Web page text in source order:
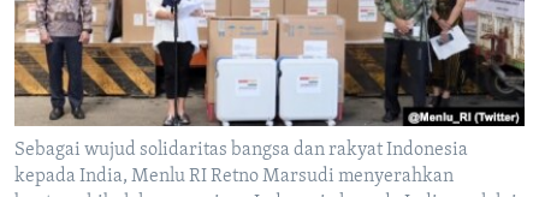
Sebagai wujud solidaritas bangsa dan rakyat Indonesia
kepada India, Menlu RI Retno Marsudi menyerahkan